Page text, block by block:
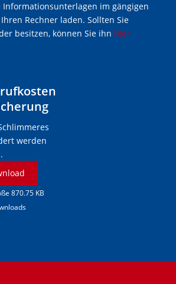
Informationsunterlagen im gängigen
Ihren Rechner laden. Sollten Sie
besitzen, können Sie ihn hier
werden
870.75 KB